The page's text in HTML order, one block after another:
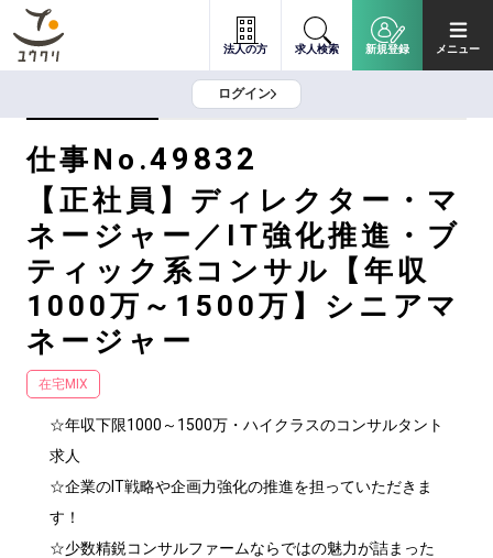
法人の方 求人検索 新規登録 メニュー
ログイン
仕事No.49832
【正社員】ディレクター・マ
ネージャー／IT強化推進・ブ
ティック系コンサル【年収
1000万～1500万】シニアマ
ネージャー
在宅MIX
☆年収下限1000～1500万・ハイクラスのコンサルタント
求人
☆企業のIT戦略や企画力強化の推進を担っていただきま
す！
☆少数精鋭コンサルファームならではの魅力が詰まった